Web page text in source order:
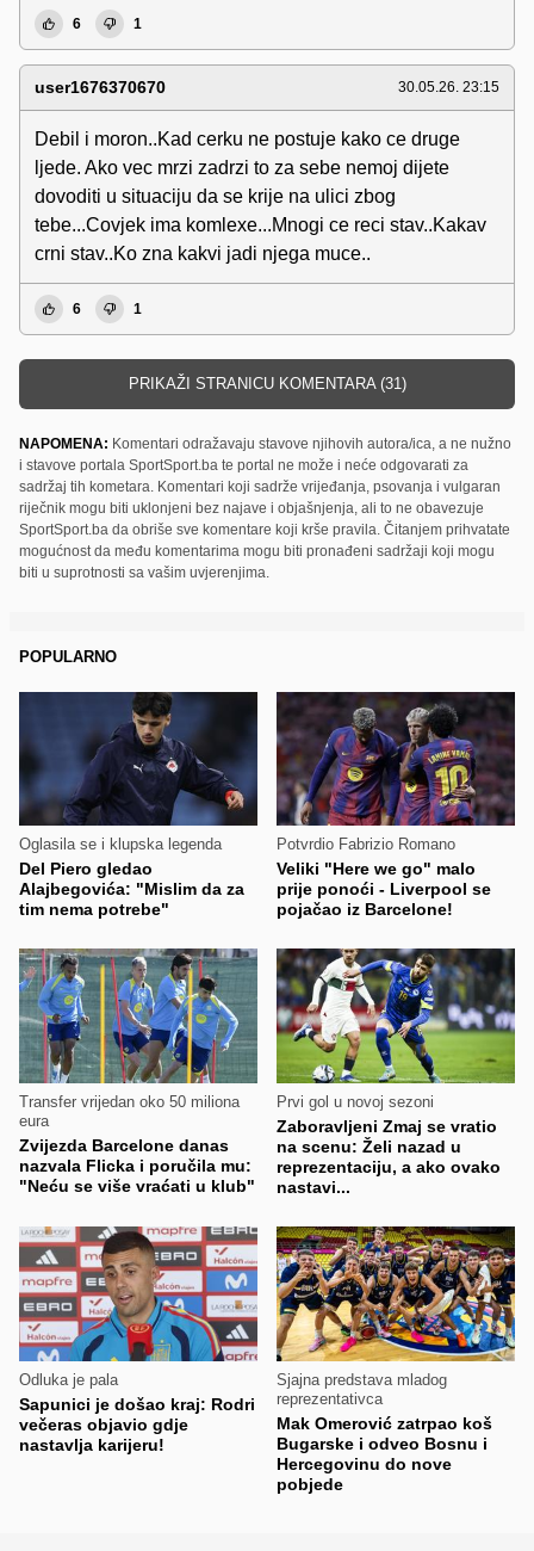
6 1
user1676370670 30.05.26. 23:15
Debil i moron..Kad cerku ne postuje kako ce druge
ljede. Ako vec mrzi zadrzi to za sebe nemoj dijete
dovoditi u situaciju da se krije na ulici zbog
tebe...Covjek ima komlexe...Mnogi ce reci stav..Kakav
crni stav..Ko zna kakvi jadi njega muce..
6 1
PRIKAŽI STRANICU KOMENTARA (31)
NAPOMENA: Komentari odražavaju stavove njihovih autora/ica, a ne nužno
i stavove portala SportSport.ba te portal ne može i neće odgovarati za
sadržaj tih kometara. Komentari koji sadrže vrijeđanja, psovanja i vulgaran
riječnik mogu biti uklonjeni bez najave i objašnjenja, ali to ne obavezuje
SportSport.ba da obriše sve komentare koji krše pravila. Čitanjem prihvatate
mogućnost da među komentarima mogu biti pronađeni sadržaji koji mogu
biti u suprotnosti sa vašim uvjerenjima.
POPULARNO
Oglasila se i klupska legenda
Del Piero gledao
Alajbegovića: "Mislim da za
tim nema potrebe"
Potvrdio Fabrizio Romano
Veliki "Here we go" malo
prije ponoći - Liverpool se
pojačao iz Barcelone!
Transfer vrijedan oko 50 miliona
eura
Zvijezda Barcelone danas
nazvala Flicka i poručila mu:
"Neću se više vraćati u klub"
Prvi gol u novoj sezoni
Zaboravljeni Zmaj se vratio
na scenu: Želi nazad u
reprezentaciju, a ako ovako
nastavi...
Odluka je pala
Sapunici je došao kraj: Rodri
večeras objavio gdje
nastavlja karijeru!
Sjajna predstava mladog
reprezentativca
Mak Omerović zatrpao koš
Bugarske i odveo Bosnu i
Hercegovinu do nove
pobjede